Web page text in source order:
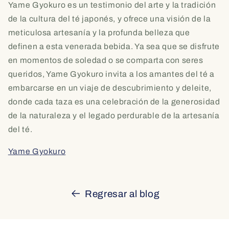
Yame Gyokuro es un testimonio del arte y la tradición
de la cultura del té japonés, y ofrece una visión de la
meticulosa artesanía y la profunda belleza que
definen a esta venerada bebida. Ya sea que se disfrute
en momentos de soledad o se comparta con seres
queridos, Yame Gyokuro invita a los amantes del té a
embarcarse en un viaje de descubrimiento y deleite,
donde cada taza es una celebración de la generosidad
de la naturaleza y el legado perdurable de la artesanía
del té.
Yame Gyokuro
Regresar al blog